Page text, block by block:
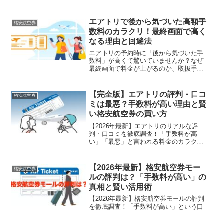
は？」といった疑問も解決。この記事を
読んで、旅行費用を賢く節約しましょ
う。
格安航空券
エアトリで後から気づいた高額手
数料のカラクリ！最終画面で高く
なる理由と回避法
エアトリの予約時に「後から気づいた手
数料」が高くて驚いていませんか？なぜ
最終画面で料金が上がるのか、取扱手数
式サイト直接購入との比較など、損をし
ないための回避法をお届けします。
格安航空券
【完全版】エアトリの評判・口コ
ミは最悪？手数料が高い理由と賢
い格安航空券の買い方
【2026年最新】エアトリのリアルな評
判・口コミを徹底調査！「手数料が高
い」「最悪」と言われる料金のカラクリ
羅。損をせずに格安航空券を賢く予約し
たい方は必見です！
格安航空券
【2026年最新】格安航空券モー
ルの評判は？「手数料が高い」の
真相と賢い活用術
【2026年最新】格安航空券モールの評判
を徹底調査！「手数料が高い」という口